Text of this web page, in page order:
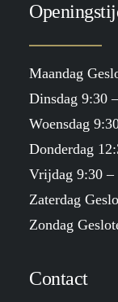
Maandag
Dinsdag 9:30
Woensdag
Donderdag
Vrijdag 9:30 –
Zaterdag
Zondag
Contact